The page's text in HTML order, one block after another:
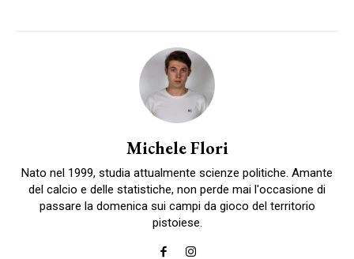
Michele Flori
Nato nel 1999, studia attualmente scienze politiche. Amante
del calcio e delle statistiche, non perde mai l'occasione di
passare la domenica sui campi da gioco del territorio
pistoiese.